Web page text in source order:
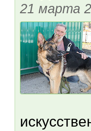
21 марта